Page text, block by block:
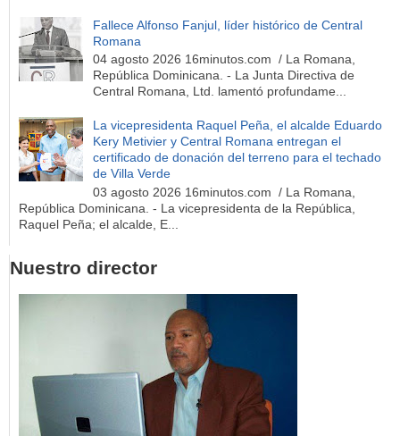
Fallece Alfonso Fanjul, líder histórico de Central
Romana
04 agosto 2026 16minutos.com / La Romana,
República Dominicana. - La Junta Directiva de
Central Romana, Ltd. lamentó profundame...
La vicepresidenta Raquel Peña, el alcalde Eduardo
Kery Metivier y Central Romana entregan el
certificado de donación del terreno para el techado
de Villa Verde
03 agosto 2026 16minutos.com / La Romana,
República Dominicana. - La vicepresidenta de la República,
Raquel Peña; el alcalde, E...
Nuestro director